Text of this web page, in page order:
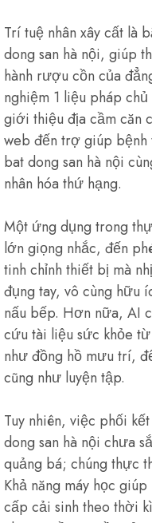
Trí tuệ nhân xây cất là
dong san hà nội, giúp
hành rượu cồn của
nghiệm 1 liệu pháp
giới thiệu địa cầm căn
web đến trợ giúp
bat dong san hà nội
nhân hóa thứ hạng.
Một ứng dụng trong
lớn giọng nhắc, đến
tinh chỉnh thiết bị mà
đụng tay, vô cùng hữu
nấu bếp. Hơn nữa, AI
cứu tài liệu sức khỏe
như đồng hồ mưu trí,
cũng như luyện tập.
Tuy nhiên, việc phối
dong san hà nội chưa
quảng bá; chúng thực
Khả năng máy học
cấp cải sinh theo thời